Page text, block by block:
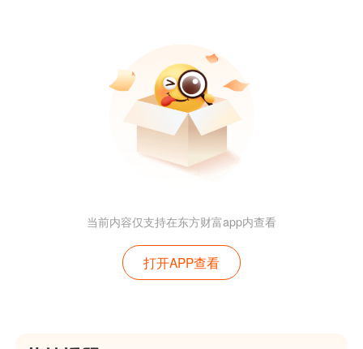
当前内容仅支持在东方财富app内查看
打开APP查看